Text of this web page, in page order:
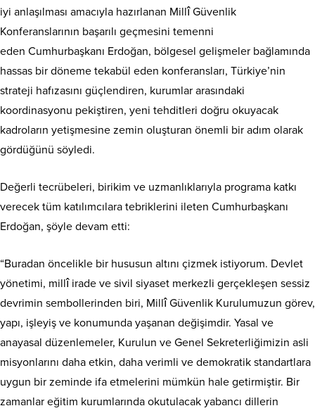
iyi anlaşılması amacıyla hazırlanan Millî Güvenlik
Konferanslarının başarılı geçmesini temenni
eden Cumhurbaşkanı Erdoğan, bölgesel gelişmeler bağlamında
hassas bir döneme tekabül eden konferansları, Türkiye’nin
strateji hafızasını güçlendiren, kurumlar arasındaki
koordinasyonu pekiştiren, yeni tehditleri doğru okuyacak
kadroların yetişmesine zemin oluşturan önemli bir adım olarak
gördüğünü söyledi.
Değerli tecrübeleri, birikim ve uzmanlıklarıyla programa katkı
verecek tüm katılımcılara tebriklerini ileten Cumhurbaşkanı
Erdoğan, şöyle devam etti:
“Buradan öncelikle bir hususun altını çizmek istiyorum. Devlet
yönetimi, millî irade ve sivil siyaset merkezli gerçekleşen sessiz
devrimin sembollerinden biri, Millî Güvenlik Kurulumuzun görev,
yapı, işleyiş ve konumunda yaşanan değişimdir. Yasal ve
anayasal düzenlemeler, Kurulun ve Genel Sekreterliğimizin asli
misyonlarını daha etkin, daha verimli ve demokratik standartlara
uygun bir zeminde ifa etmelerini mümkün hale getirmiştir. Bir
zamanlar eğitim kurumlarında okutulacak yabancı dillerin